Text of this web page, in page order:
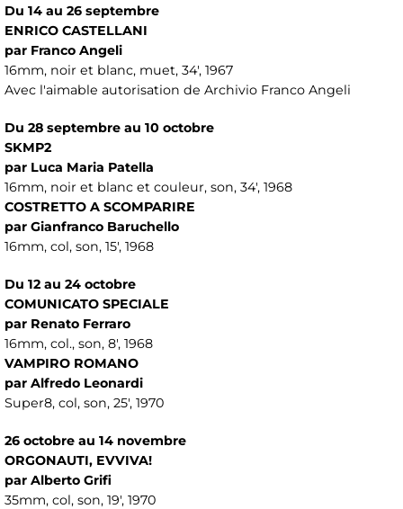
Du 14 au 26 septembre
ENRICO CASTELLANI
par Franco Angeli
16mm, noir et blanc, muet, 34', 1967
Avec l'aimable autorisation de Archivio Franco Angeli
Du 28 septembre au 10 octobre
SKMP2
par Luca Maria Patella
16mm, noir et blanc et couleur, son, 34', 1968
COSTRETTO A SCOMPARIRE
par Gianfranco Baruchello
16mm, col, son, 15', 1968
Du 12 au 24 octobre
COMUNICATO SPECIALE
par Renato Ferraro
16mm, col., son, 8', 1968
VAMPIRO ROMANO
par Alfredo Leonardi
Super8, col, son, 25', 1970
26 octobre au 14 novembre
ORGONAUTI, EVVIVA!
par Alberto Grifi
35mm, col, son, 19', 1970